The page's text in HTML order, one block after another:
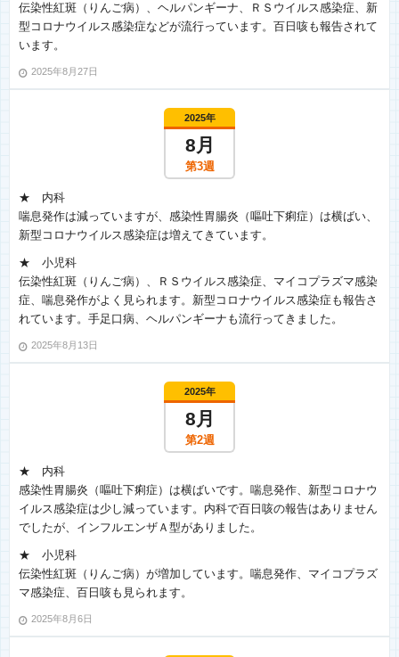
伝染性紅斑（りんご病）、ヘルパンギーナ、ＲＳウイルス感染症、新
型コロナウイルス感染症などが流行っています。百日咳も報告されて
います。
2025年8月27日
2025年
8月
第3週
★ 内科
喘息発作は減っていますが、感染性胃腸炎（嘔吐下痢症）は横ばい、
新型コロナウイルス感染症は増えてきています。
★ 小児科
伝染性紅斑（りんご病）、ＲＳウイルス感染症、マイコプラズマ感染
症、喘息発作がよく見られます。新型コロナウイルス感染症も報告さ
れています。手足口病、ヘルパンギーナも流行ってきました。
2025年8月13日
2025年
8月
第2週
★ 内科
感染性胃腸炎（嘔吐下痢症）は横ばいです。喘息発作、新型コロナウ
イルス感染症は少し減っています。内科で百日咳の報告はありません
でしたが、インフルエンザＡ型がありました。
★ 小児科
伝染性紅斑（りんご病）が増加しています。喘息発作、マイコプラズ
マ感染症、百日咳も見られます。
2025年8月6日